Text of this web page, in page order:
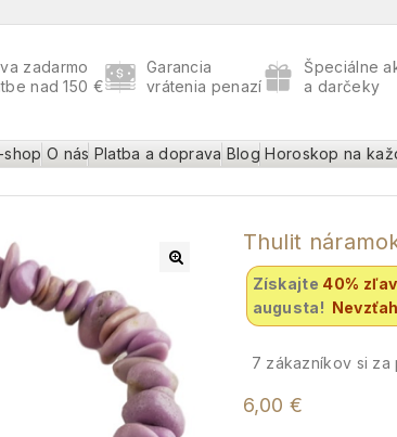
zadarmo
nad 150 €
Garancia
vrátenia penazí
Špeciálne
a darčeky
shop O nás Platba a doprava Blog Horoskop na
Thulit
Získajte 40%
augusta!
9 zákazníkov si za
6,00€